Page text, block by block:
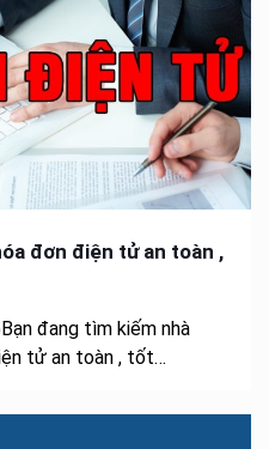
đơn điện tử an toàn ,
đang tìm kiếm nhà
tử an toàn , tốt…